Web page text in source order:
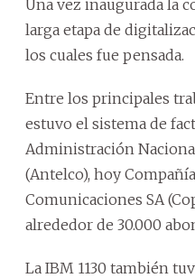
Una vez inaugurada la
larga etapa de
los cuales fue pensada.
Entre los principales
estuvo el sistema de
Administración
(Antelco), hoy
Comunicaciones SA
alrededor de 30.000
La IBM 1130 también